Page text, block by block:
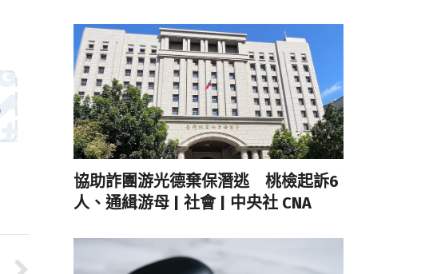
協助詐團游光德棄保潛逃 桃檢起訴6
人、通緝游母 | 社會 | 中央社 CNA